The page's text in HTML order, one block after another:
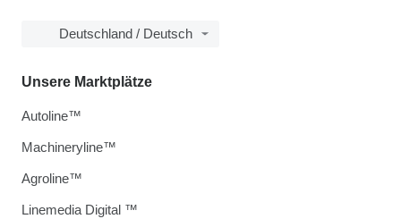
Deutschland / Deutsch
Unsere Marktplätze
Autoline™
Machineryline™
Agroline™
Linemedia Digital ™